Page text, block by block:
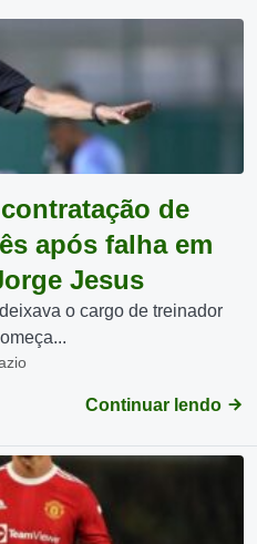
de
após falha em
Jesus
o cargo de treinador
Continuar lendo